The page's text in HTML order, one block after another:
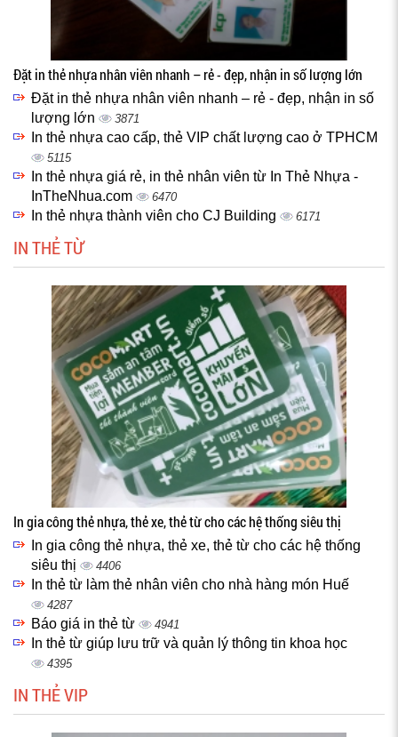
Đặt in thẻ nhựa nhân viên nhanh – rẻ - đẹp, nhận in số lượng lớn
Đặt in thẻ nhựa nhân viên nhanh – rẻ - đẹp, nhận in số
lượng lớn
3871
In thẻ nhựa cao cấp, thẻ VIP chất lượng cao ở TPHCM
5115
In thẻ nhựa giá rẻ, in thẻ nhân viên từ In Thẻ Nhựa -
InTheNhua.com
6470
In thẻ nhựa thành viên cho CJ Building 6171
IN THẺ TỪ
In gia công thẻ nhựa, thẻ xe, thẻ từ cho các hệ thống siêu thị
In gia công thẻ nhựa, thẻ xe, thẻ từ cho các hệ thống
siêu thị
4406
In thẻ từ làm thẻ nhân viên cho nhà hàng món Huế
4287
Báo giá in thẻ từ 4941
In thẻ từ giúp lưu trữ và quản lý thông tin khoa học
4395
IN THẺ VIP